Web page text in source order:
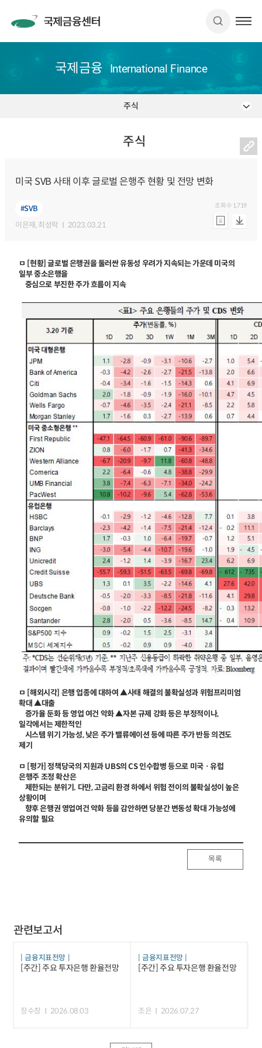
국제금융 International Finance
주식
주식
미국 SVB 사태 이후 글로벌 은행주 현황 및 전망 변화
#SVB
이은재, 최성락 2023.03.21
조회수 1,719
ㅁ [현황] 글로벌 은행권을 둘러싼 유동성 우려가 지속되는 가운데 미국의
일부 중소은행을
중심으로 부진한 주가 흐름이 지속
ㅁ [해외시각] 은행 업종에 대하여 ▲사태 해결의 불확실성과 위험프리미엄
확대 ▲대출
증가율 둔화 등 영업 여건 악화 ▲자본 규제 강화 등은 부정적이나,
일각에서는 제한적인
시스템 위기 가능성, 낮은 주가 밸류에이션 등에 따른 주가 반등 의견도
제기
ㅁ [평가] 정책당국의 지원과 UBS의 CS 인수합병 등으로 미국ㆍ유럽
은행주 조정 확산은
제한되는 분위기. 다만, 고금리 환경 하에서 위험 전이의 불확실성이 높은
상황이며
향후 은행권 영업여건 악화 등을 감안하면 당분간 변동성 확대 가능성에
유의할 필요
목록
관련보고서
금융지표전망
[주간] 주요 투자은행 환율전망
장수창 2026.08.03
금융지표전망
[주간] 주요 투자은행 환율전망
조은 2026.07.27